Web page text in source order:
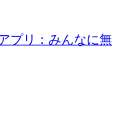
プリ：みんなに無